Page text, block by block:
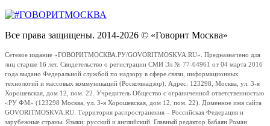
Все права защищены. 2014-2026 © «Говорит Москва»
Сетевое издание «ГОВОРИТМОСКВА.РУ/GOVORITMOSKVA.RU». Предназначено для
лиц старше 16 лет. Свидетельство о регистрации СМИ Эл № 77-64961 от 04 марта 2016
года выдано Федеральной службой по надзору в сфере связи, информационных
технологий и массовых коммуникаций (Роскомнадзор). Адрес: 123298, Москва, ул. 3-я
Хорошевская, дом 12, пом. 22. Учредитель Общество с ограниченной ответственностью
«РУ ФМ» (123298 Москва, ул. 3-я Хорошевская, дом 12, пом. 22). Доменное имя сайта
GOVORITMOSKVA.RU. Территория распространения – Российская Федерация и
зарубежные страны. Языки: русский и английский. Главный редактор Бабаян Роман